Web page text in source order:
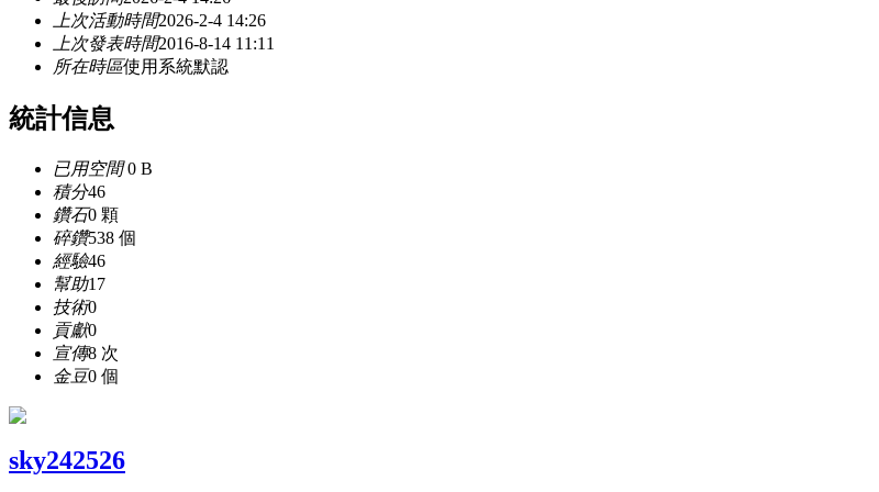
上次活動時間2026-2-4 14:26
上次發表時間2016-8-14 11:11
所在時區使用系統默認
統計信息
已用空間0 B
積分46
鑽石0 顆
碎鑽538 個
經驗46
幫助17
技術0
貢獻0
宣傳8 次
金豆0 個
sky242526